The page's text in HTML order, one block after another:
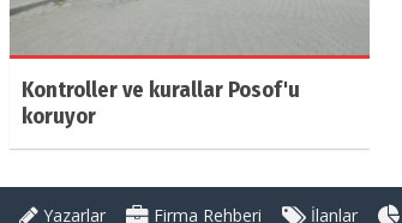
Kontroller ve kurallar Posof'u
koruyor
Yazarlar Firma Rehberi İlanlar